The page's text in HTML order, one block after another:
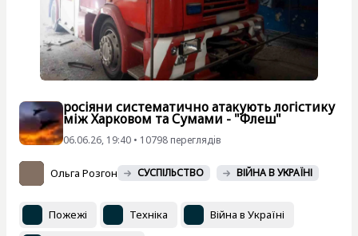
росіяни систематично атакують логістику
між Харковом та Сумами - "Флеш"
06.06.26, 19:40 • 10798 переглядiв
Ольга Розгон СУСПІЛЬСТВО ВІЙНА В УКРАЇНІ
Пожежі Техніка Війна в Україні